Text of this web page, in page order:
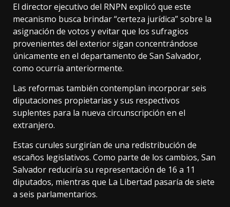
El director ejecutivo del RNPN explicó que este
mecanismo busca brindar “certeza jurídica” sobre la
asignación de votos y evitar que los sufragios
provenientes del exterior sigan concentrándose
únicamente en el departamento de San Salvador,
como ocurría anteriormente.
Las reformas también contemplan incorporar seis
diputaciones propietarias y sus respectivos
suplentes para la nueva circunscripción en el
extranjero.
Estas curules surgirían de una redistribución de
escaños legislativos. Como parte de los cambios, San
Salvador reduciría su representación de 16 a 11
diputados, mientras que La Libertad pasaría de siete
a seis parlamentarios.